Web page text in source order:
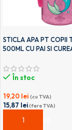
STICLA APA PT COPII
500ML CU PAI SI
În stoc
19,20 lei (cu TVA)
15,87 lei(fara TVA)
ADAUGĂ ÎN COȘ